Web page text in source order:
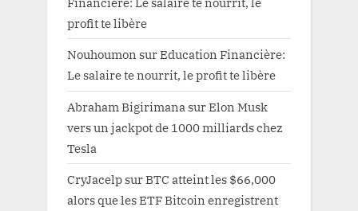
profit te libère
Nouhoumon surEducation Financière:
Le salaire te nourrit, le profit te libère
Abraham Bigirimana surElon Musk
vers un jackpot de 1000 milliards chez
Tesla
CryJacelp surBTC atteint les $66,000
alors que les ETF Bitcoin enregistrent